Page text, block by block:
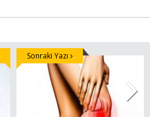
Sonraki Yazı